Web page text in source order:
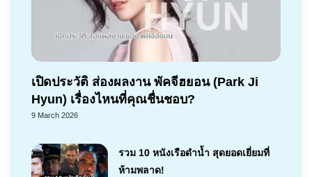
เปิดประวัติ ส่องผลงาน พัคจีฮยอน (Park Ji
Hyun) เรื่องไหนที่คุณชื่นชอบ?
9 March 2026
รวม 10 หนังเรือดำน้ำ สุดยอดเยี่ยมที่
ห้ามพลาด!